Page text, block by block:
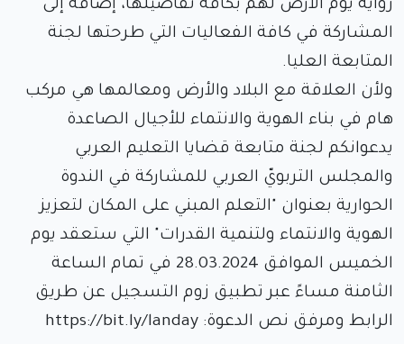
رواية يوم الأرض لهم بكافة تفاصيلها، إضافة إلى
المشاركة في كافة الفعاليات التي طرحتها لجنة
المتابعة العليا.
ولأن العلاقة مع البلاد والأرض ومعالمها هي مركب
هام في بناء الهوية والانتماء للأجيال الصاعدة
يدعوانكم لجنة متابعة قضايا التعليم العربي
والمجلس التربويّ العربي للمشاركة في الندوة
الحوارية بعنوان "التعلم المبني على المكان لتعزيز
الهوية والانتماء ولتنمية القدرات" التي ستعقد يوم
الخميس الموافق 28.03.2024 في تمام الساعة
الثامنة مساءً عبر تطبيق زوم التسجيل عن طريق
الرابط ومرفق نص الدعوة: https://bit.ly/landay